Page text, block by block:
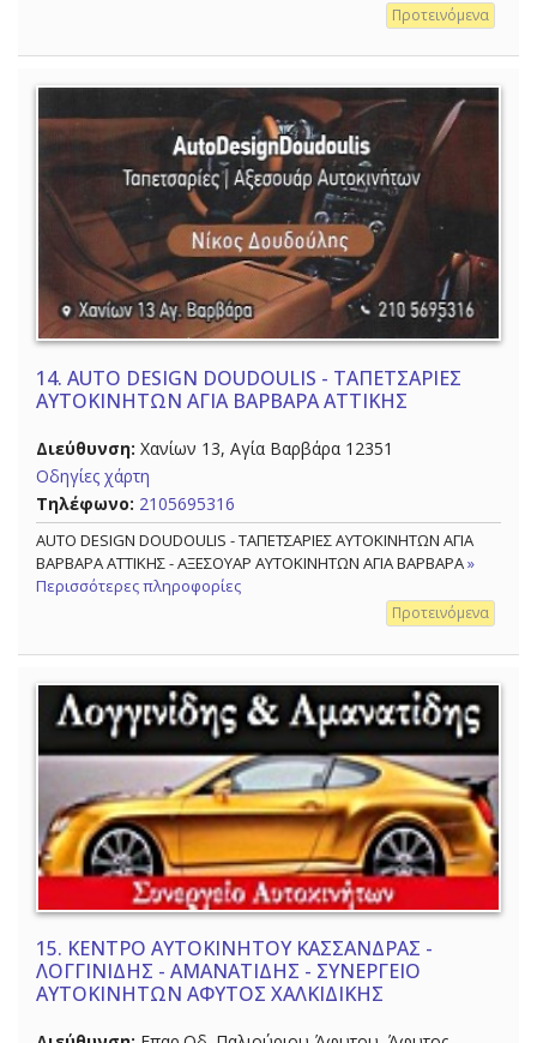
Προτεινόμενα
14. AUTO DESIGN DOUDOULIS - ΤΑΠΕΤΣΑΡΙΕΣ
ΑΥΤΟΚΙΝΗΤΩΝ ΑΓΙΑ ΒΑΡΒΑΡΑ ΑΤΤΙΚΗΣ
Διεύθυνση: Χανίων 13, Αγία Βαρβάρα 12351
Οδηγίες χάρτη
Τηλέφωνο: 2105695316
AUTO DESIGN DOUDOULIS - ΤΑΠΕΤΣΑΡΙΕΣ ΑΥΤΟΚΙΝΗΤΩΝ ΑΓΙΑ
ΒΑΡΒΑΡΑ ΑΤΤΙΚΗΣ - ΑΞΕΣΟΥΑΡ ΑΥΤΟΚΙΝΗΤΩΝ ΑΓΙΑ ΒΑΡΒΑΡΑ»
Περισσότερες πληροφορίες
Προτεινόμενα
15. ΚΕΝΤΡΟ ΑΥΤΟΚΙΝΗΤΟΥ ΚΑΣΣΑΝΔΡΑΣ -
ΛΟΓΓΙΝΙΔΗΣ - ΑΜΑΝΑΤΙΔΗΣ - ΣΥΝΕΡΓΕΙΟ
ΑΥΤΟΚΙΝΗΤΩΝ ΑΦΥΤΟΣ ΧΑΛΚΙΔΙΚΗΣ